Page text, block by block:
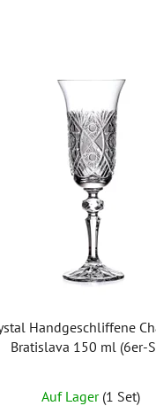
Handgeschliffene
Bratislava 150 ml (6er-
Auf Lager (1 Set)